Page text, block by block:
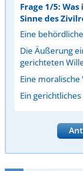
Frage 1/5:
Sinne des
Eine
Die Äußerung
gerichteten
Eine
Ein